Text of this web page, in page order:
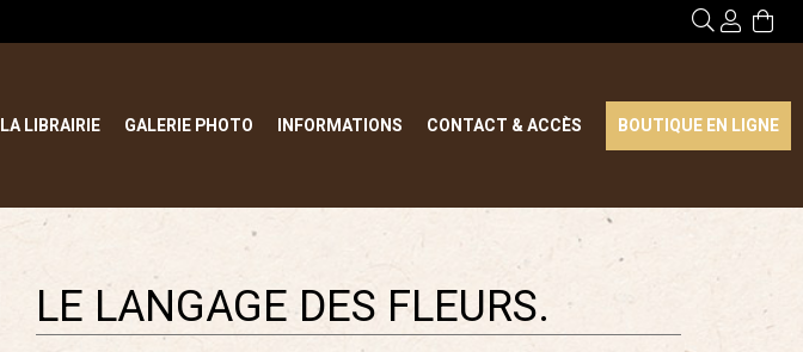
LA LIBRAIRIE GALERIE PHOTO INFORMATIONS CONTACT & ACCÈS BOUTIQUE EN LIGNE
LE LANGAGE DES FLEURS.